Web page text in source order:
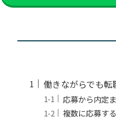
働きながらでも転
応募から内定
複数に応募す